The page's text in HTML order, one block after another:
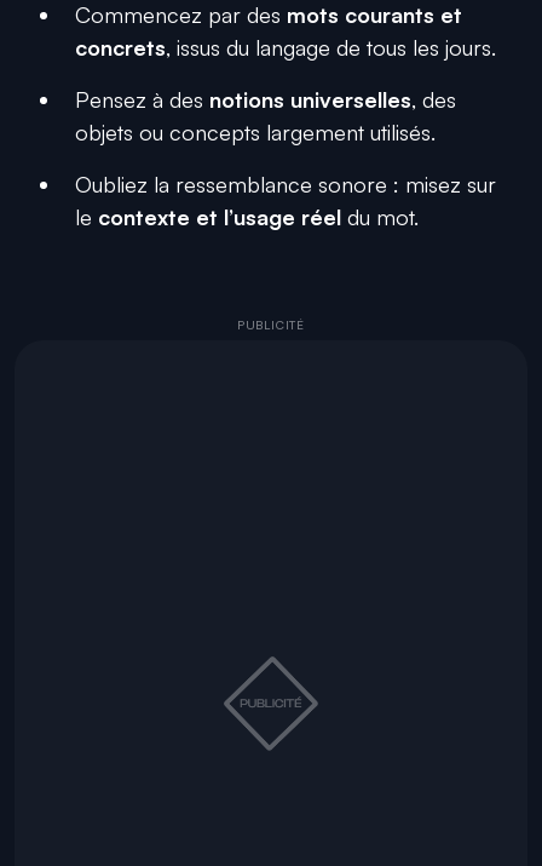
Commencez par des mots courants et
concrets, issus du langage de tous les jours.
Pensez à des notions universelles, des
objets ou concepts largement utilisés.
Oubliez la ressemblance sonore : misez sur
le contexte et l’usage réel du mot.